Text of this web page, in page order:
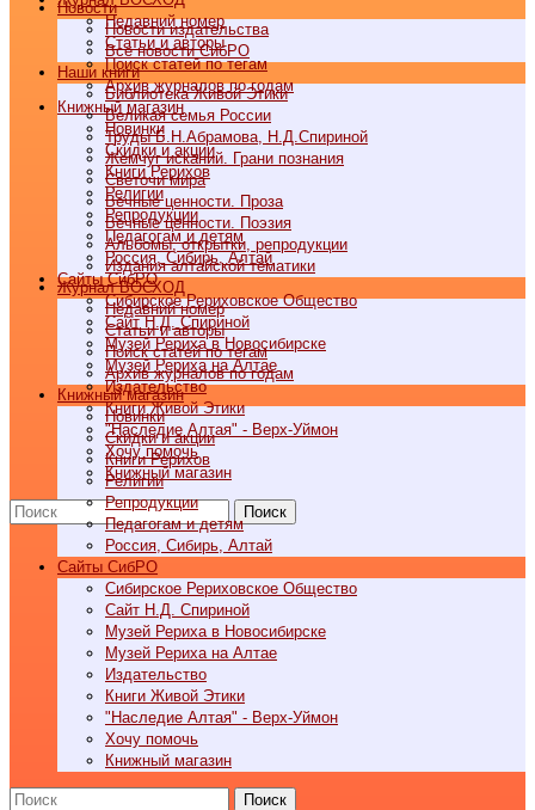
Недавний номер
Статьи и авторы
Поиск статей по тегам
Архив журналов по годам
Книжный магазин
Новинки
Скидки и акции
Книги Рерихов
Религии
Репродукции
Педагогам и детям
Россия, Сибирь, Алтай
Cайты СибРО
Сибирское Рериховское Общество
Сайт Н.Д. Спириной
Музей Рериха в Новосибирске
Музей Рериха на Алтае
Издательство
Книги Живой Этики
"Наследие Алтая" - Верх-Уймон
Хочу помочь
Книжный магазин
Поиск
Новости
Новости издательства
Все новости СибРО
Наши книги
Библиотека Живой Этики
Великая семья России
Труды Б.Н.Абрамова, Н.Д.Спириной
Жемчуг исканий. Грани познания
Светочи мира
Вечные ценности. Проза
Вечные ценности. Поэзия
Альбомы, открытки, репродукции
Издания алтайской тематики
Журнал ВОСХОД
Недавний номер
Статьи и авторы
Поиск статей по тегам
Архив журналов по годам
Книжный магазин
Новинки
Скидки и акции
Книги Рерихов
Религии
Репродукции
Педагогам и детям
Россия, Сибирь, Алтай
Cайты СибРО
Сибирское Рериховское Общество
Сайт Н.Д. Спириной
Музей Рериха в Новосибирске
Музей Рериха на Алтае
Издательство
Книги Живой Этики
"Наследие Алтая" - Верх-Уймон
Хочу помочь
Книжный магазин
Поиск